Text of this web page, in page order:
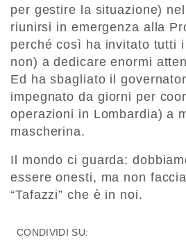
per gestire la situazione)
riunirsi in emergenza alla
perché così ha invitato tutti
non) a dedicare enormi
Ed ha sbagliato il
impegnato da giorni per
operazioni in Lombardia) a
mascherina.
Il mondo ci guarda:
essere onesti, ma non
“Tafazzi” che è in noi.
CONDIVIDI SU: